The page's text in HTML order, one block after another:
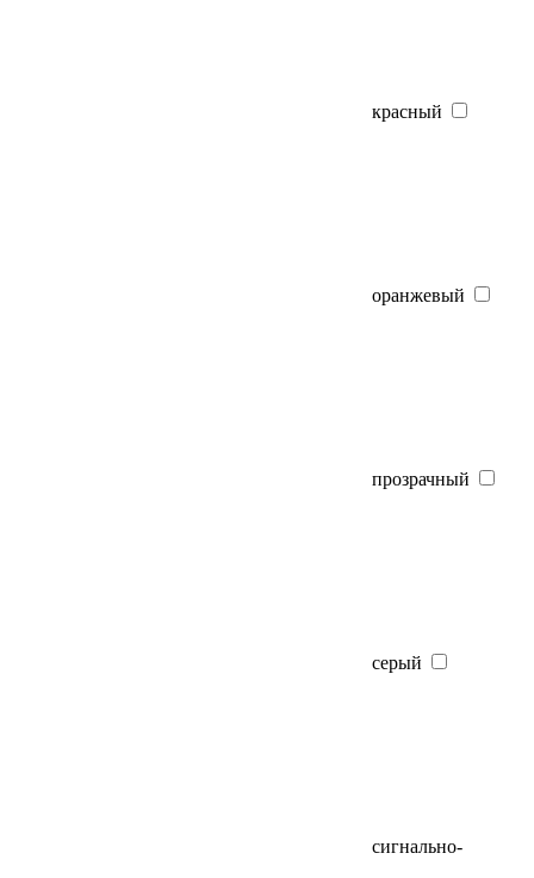
красный
оранжевый
прозрачный
серый
сигнально-